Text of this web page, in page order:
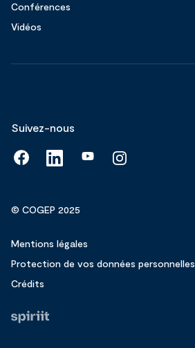
Conférences
Vidéos
Suivez-nous
© COGEP 2025
Mentions légales
Protection de vos données personnelles
Crédits